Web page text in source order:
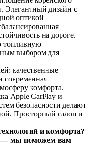
Элегантный дизайн с
оптикой
на дороге.
топливную
выбором для
качественные
современная
комфорта.
Apple CarPlay и
безопасности делают
Просторный салон и
и комфорта?
— мы поможем вам